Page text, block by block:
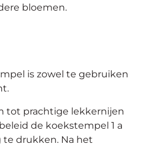
bloemen.
is zowel te gebruiken
tot prachtige lekkernijen
de koekstempel 1 a
drukken. Na het